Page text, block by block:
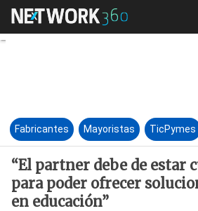
“El
Fabricantes Mayoristas TicPymes
“El partner debe de estar
para poder ofrecer
en educación”